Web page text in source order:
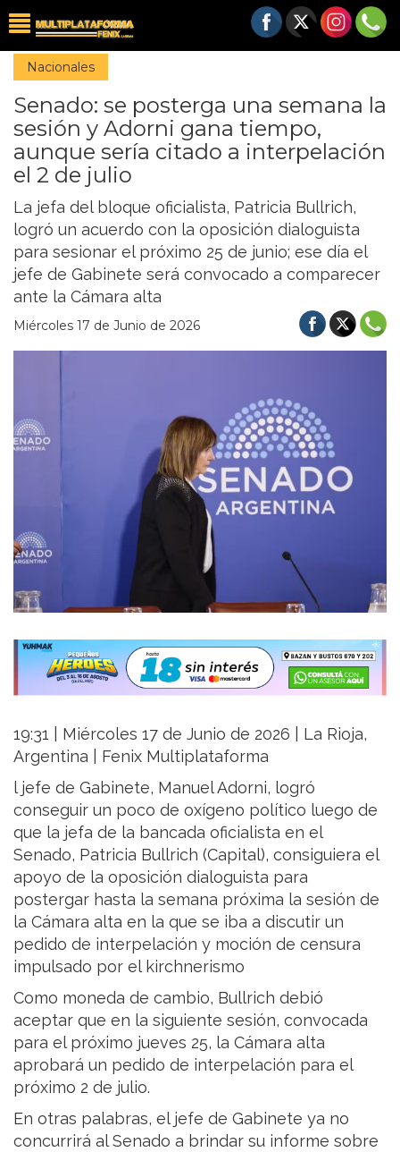
Nacionales
Senado: se posterga una semana la
sesión y Adorni gana tiempo,
aunque sería citado a interpelación
el 2 de julio
La jefa del bloque oficialista, Patricia Bullrich,
logró un acuerdo con la oposición dialoguista
para sesionar el próximo 25 de junio; ese día el
jefe de Gabinete será convocado a comparecer
ante la Cámara alta
Miércoles 17 de Junio de 2026
19:31 | Miércoles 17 de Junio de 2026 | La Rioja,
Argentina | Fenix Multiplataforma
l jefe de Gabinete, Manuel Adorni, logró
conseguir un poco de oxígeno político luego de
que la jefa de la bancada oficialista en el
Senado, Patricia Bullrich (Capital), consiguiera el
apoyo de la oposición dialoguista para
postergar hasta la semana próxima la sesión de
la Cámara alta en la que se iba a discutir un
pedido de interpelación y moción de censura
impulsado por el kirchnerismo
Como moneda de cambio, Bullrich debió
aceptar que en la siguiente sesión, convocada
para el próximo jueves 25, la Cámara alta
aprobará un pedido de interpelación para el
próximo 2 de julio.
En otras palabras, el jefe de Gabinete ya no
concurrirá al Senado a brindar su informe sobre